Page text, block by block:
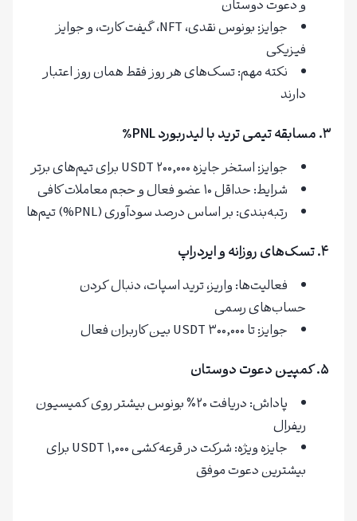
و دعوت دوستان
جوایز: بونوس نقدی، NFT، گیفت کارت، و جوایز
فیزیکی
نکته مهم: تسک‌های هر روز فقط همان روز اعتبار
دارند
۳. مسابقه تیمی ترید با لیدربورد PNL٪
جوایز: استخر جایزه ۲۰۰,۰۰۰ USDT برای تیم‌های برتر
شرایط: حداقل ۱۰ عضو فعال و حجم معاملات کافی
رتبه‌بندی: بر اساس درصد سودآوری (PNL%) تیم‌ها
فعالیت‌ها: واریز، ترید اسپات، دنبال کردن
حساب‌های رسمی
جوایز: تا ۳۰۰,۰۰۰ USDT بین کاربران فعال
پاداش: دریافت ۲۰٪ بونوس بیشتر روی کمیسیون
ریفرال
جایزه ویژه: شرکت در قرعه‌کشی ۱,۰۰۰ USDT برای
بیشترین دعوت موفق